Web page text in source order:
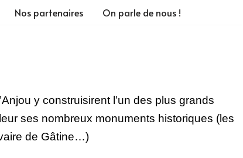
Nos partenaires On parle de nous !
y construisirent l’un des plus grands
ses nombreux monuments historiques (les
de Gâtine…)